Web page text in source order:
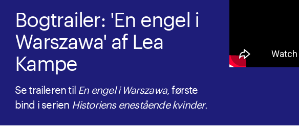
Bogtrailer: 'En engel i
Warszawa' af Lea
Kampe
Se traileren tilEn engel i Warszawa, første
bind i serien Historiens enestående kvinder.